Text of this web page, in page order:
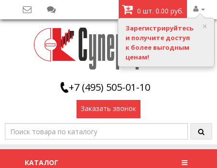
0 шт. 0.00 руб.
+7 (495) 505-01-10
Заказать звонок
КАТАЛОГ
Зарегистрируйтесь
и получите доступ
к более выгодным
ценам!